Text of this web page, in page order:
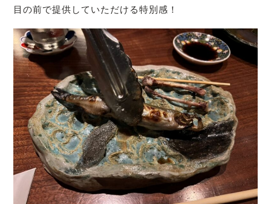
目の前で提供していただける特別感！